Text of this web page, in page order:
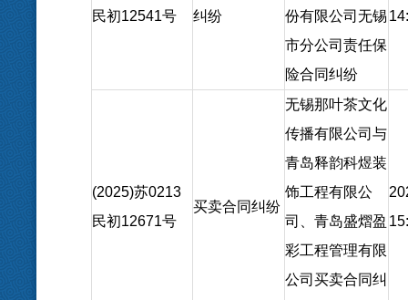
民初12541号
纠纷
份有限公司无锡
市分公司责任保
险合同纠纷
(2025)苏0213
民初12671号
买卖合同纠纷
无锡那叶茶文化
传播有限公司与
青岛释韵科煜装
饰工程有限公
司、青岛盛熠盈
彩工程管理有限
公司买卖合同纠